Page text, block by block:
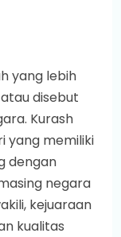
yang lebih
disebut
Kurash
yang memiliki
dengan
negara
kejuaraan
kualitas